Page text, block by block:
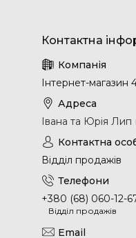
Інтернет-магазин
Івана та Юрія Лип
Відділ продажів
+380 (68) 060-12-
Відділ продажів